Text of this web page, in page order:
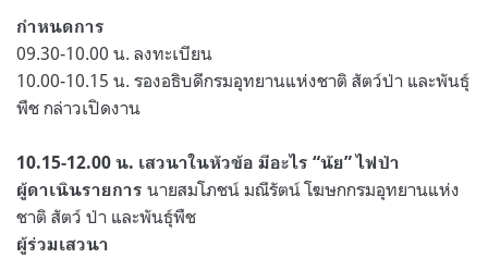
กำหนดการ
09.30-10.00 น. ลงทะเบียน
10.00-10.15 น. รองอธิบดีกรมอุทยานแห่งชาติ สัตว์ป่า และพันธุ์
พืช กล่าวเปิดงาน
10.15-12.00 น. เสวนาในหัวข้อ มีอะไร “นัย” ไฟป่า
ผู้ดาเนินรายการ นายสมโภชน์ มณีรัตน์ โฆษกกรมอุทยานแห่ง
ชาติ สัตว์ ป่า และพันธุ์พืช
ผู้ร่วมเสวนา